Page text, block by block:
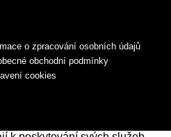
o zpracování osobních údajů
obchodní podmínky
cookies